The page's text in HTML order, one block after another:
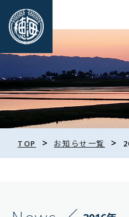
TOP > お知らせ一覧 >